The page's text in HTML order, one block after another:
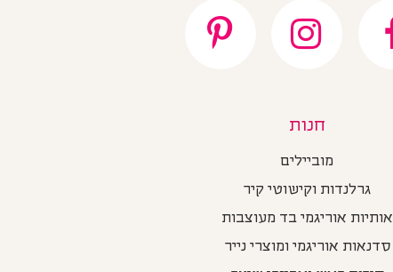
חנות
מוביילים
גרלנדות וקישוטי קיר
אותיות אוריגמי בד מעוצבות
סדנאות אוריגמי ומוצרי נייר